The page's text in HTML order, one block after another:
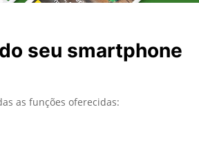
seu smartphone
as funções oferecidas: